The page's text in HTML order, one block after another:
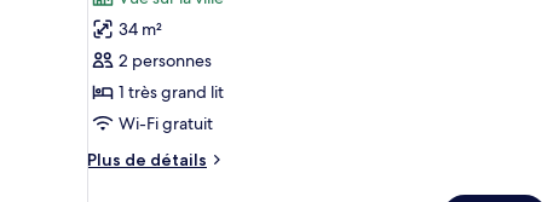
View
with
City
View
pour
ce
type
de
chambre :
Chambre,
34 m²
2 personnes
1 très grand lit
Wi-Fi gratuit
Plus de détails
Plus